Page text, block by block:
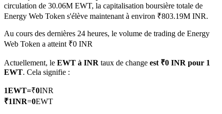
Contrats à terme sur crypto-monnaie
TradFi
Produits dérivés sur actions, forex, métaux précieux et matières
premières
circulation de 30.06M EWT, la capitalisation boursière totale de
Energy Web Token s'élève maintenant à environ ₹803.19M INR.
Au cours des dernières 24 heures, le volume de trading de Energy
Web Token a atteint ₹0 INR
Actuellement, le EWT à INR taux de change est ₹0 INR pour 1
EWT. Cela signifie :
1EWT=₹0INR
₹1INR=0EWT